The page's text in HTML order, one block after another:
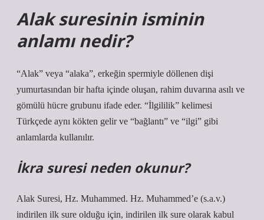
Alak suresinin isminin
anlamı nedir?
“Alak” veya “alaka”, erkeğin spermiyle döllenen dişi
yumurtasından bir hafta içinde oluşan, rahim duvarına asılı ve
gömülü hücre grubunu ifade eder. “İlgililik” kelimesi
Türkçede aynı kökten gelir ve “bağlantı” ve “ilgi” gibi
anlamlarda kullanılır.
İkra suresi neden okunur?
Alak Suresi, Hz. Muhammed. Hz. Muhammed’e (s.a.v.)
indirilen ilk sure olduğu için, indirilen ilk sure olarak kabul